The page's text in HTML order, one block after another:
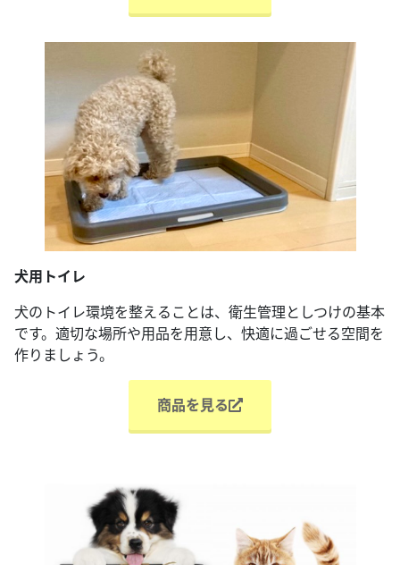
犬用トイレ
犬のトイレ環境を整えることは、衛生管理としつけの基本
です。適切な場所や用品を用意し、快適に過ごせる空間を
作りましょう。
商品を見る